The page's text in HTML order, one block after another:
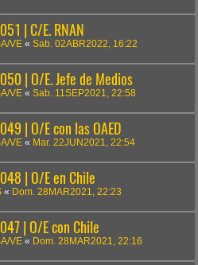
| C/E. RNAN
VE « Sab. 02ABR2022, 16:22
| O/E. Jefe de Medios
VE « Sab. 11SEP2021, 22:58
| O/E con las OAED
VE « Mar. 22JUN2021, 22:54
| O/E en Chile
« Dom. 28MAR2021, 22:23
| O/E con Chile
VE « Dom. 28MAR2021, 22:16